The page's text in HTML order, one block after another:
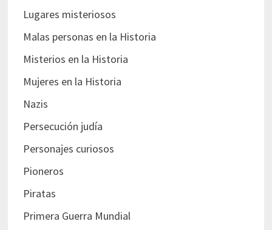
Lugares misteriosos
Malas personas en la Historia
Misterios en la Historia
Mujeres en la Historia
Nazis
Persecución judía
Personajes curiosos
Pioneros
Piratas
Primera Guerra Mundial